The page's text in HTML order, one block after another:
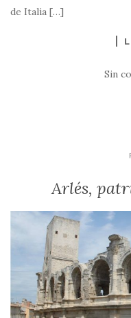
de Italia […]
Sin
Arlés,